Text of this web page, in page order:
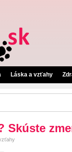
Láska a vzťahy
Skúste